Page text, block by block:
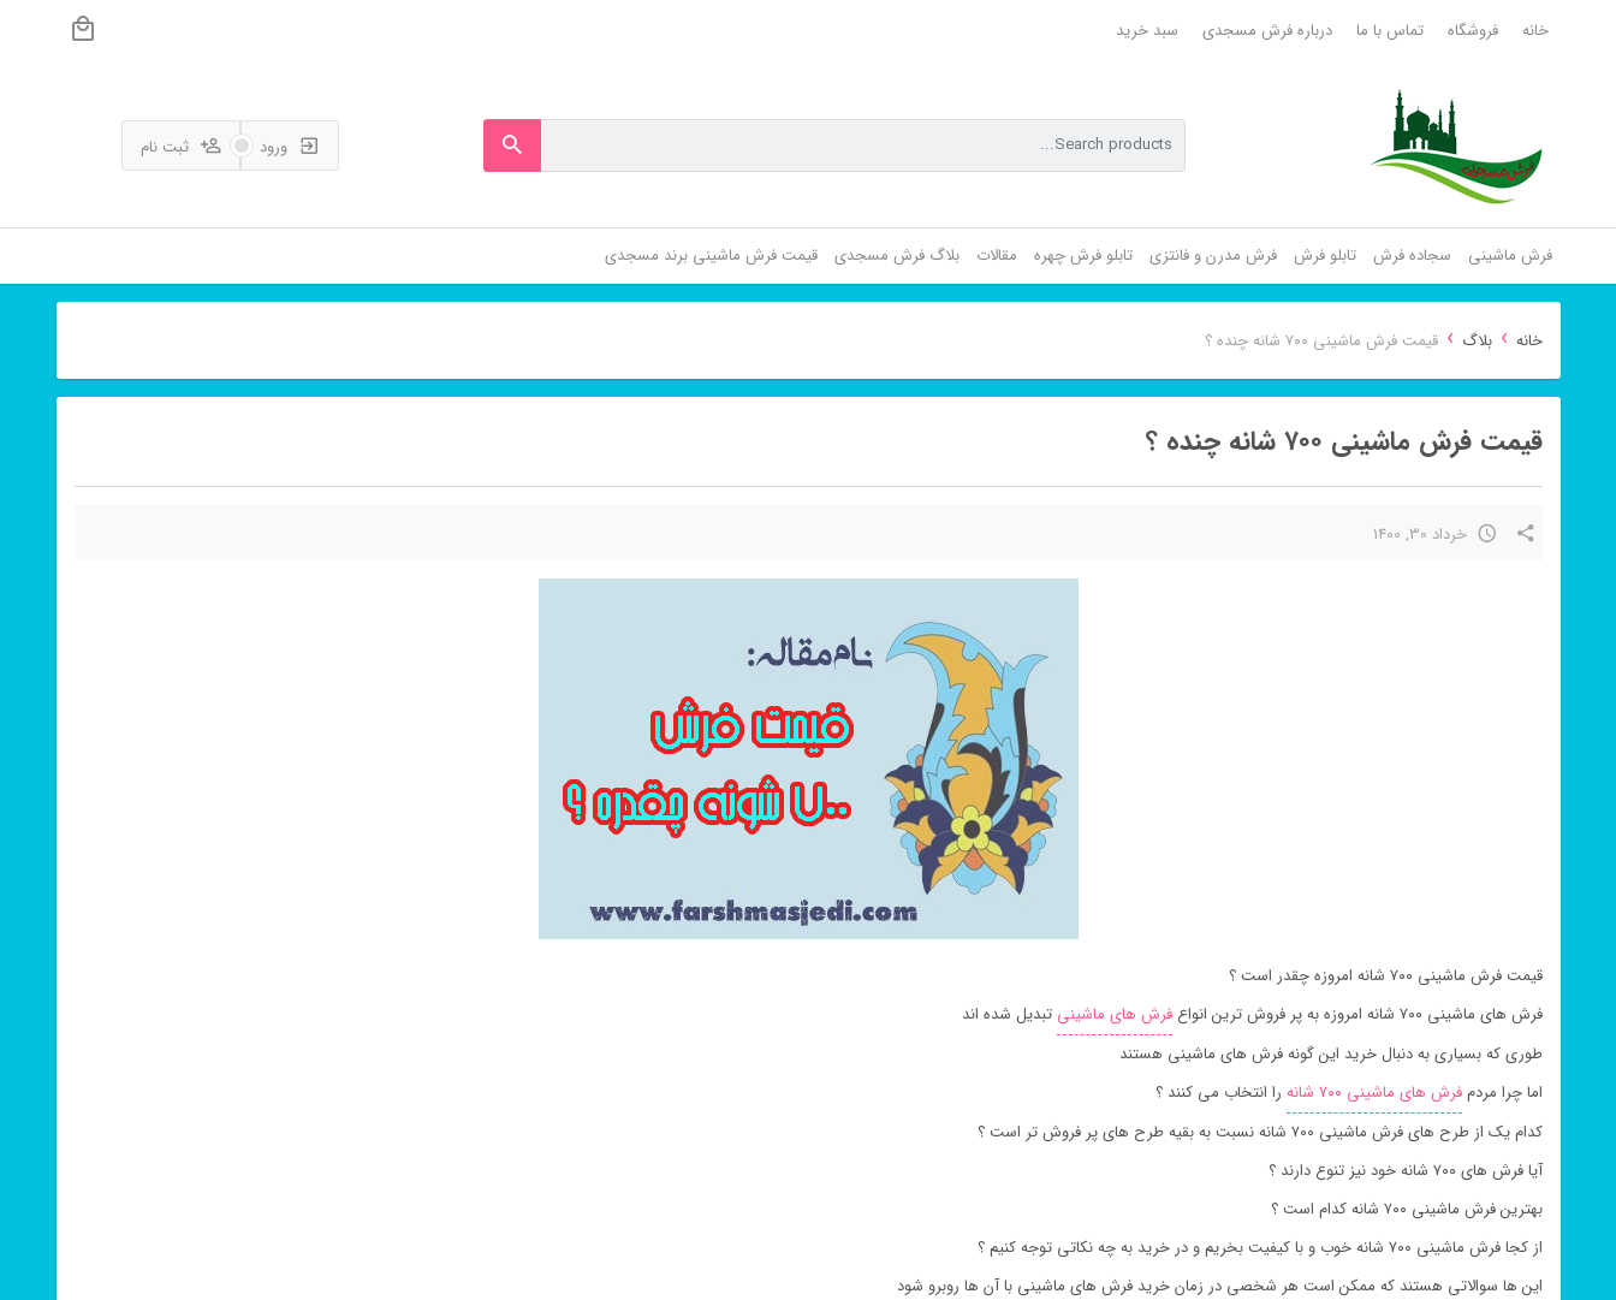
خانه فروشگاه تماس با ما درباره فرش مسجدی سبد خرید
ورود ثبت نام
فرش ماشینی سجاده فرش تابلو فرش فرش مدرن و فانتزی تابلو فرش چهره مقالات بلاگ فرش مسجدی قیمت فرش ماشینی برند مسجدی
خانه › بلاگ › قیمت فرش ماشینی ۷۰۰ شانه چنده ؟
قیمت فرش ماشینی ۷۰۰ شانه چنده ؟
خرداد 30, 1400
قیمت فرش ماشینی ۷۰۰ شانه امروزه چقدر است ؟
فرش های ماشینی ۷۰۰ شانه امروزه به پر فروش ترین انواع
فرش های ماشینی تبدیل شده اند
طوری که بسیاری به دنبال خرید این گونه فرش های ماشینی هستند
اما چرا مردمفرش های ماشینی ۷۰۰ شانه
را انتخاب می کنند ؟
کدام یک از طرح های فرش ماشینی ۷۰۰ شانه نسبت به بقیه طرح های پر فروش تر است ؟
آیا فرش های ۷۰۰ شانه خود نیز تنوع دارند ؟
بهترین فرش ماشینی ۷۰۰ شانه کدام است ؟
از کجا فرش ماشینی ۷۰۰ شانه خوب و با کیفیت بخریم و در خرید به چه نکاتی توجه کنیم ؟
این ها سوالاتی هستند که ممکن است هر شخصی در زمان خرید فرش های ماشینی با آن ها روبرو شود